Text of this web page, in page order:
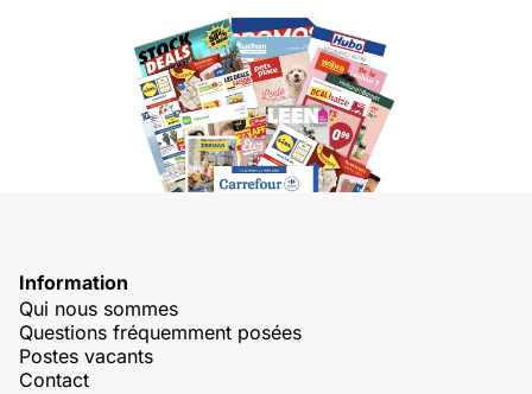
Information
Qui nous sommes
Questions fréquemment posées
Postes vacants
Contact